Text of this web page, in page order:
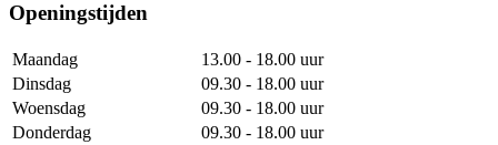
Openingstijden
Maandag
13.00 - 18.00 uur
Dinsdag
09.30 - 18.00 uur
Woensdag
09.30 - 18.00 uur
Donderdag
09.30 - 18.00 uur